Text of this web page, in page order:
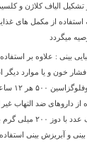
تشکیل الیاف کلاژن و
از مکمل های
فشار خون و یا موارد
داروهای ضد التهاب
کپسول سلکوکسیب هر ۸
و آبریزش بینی